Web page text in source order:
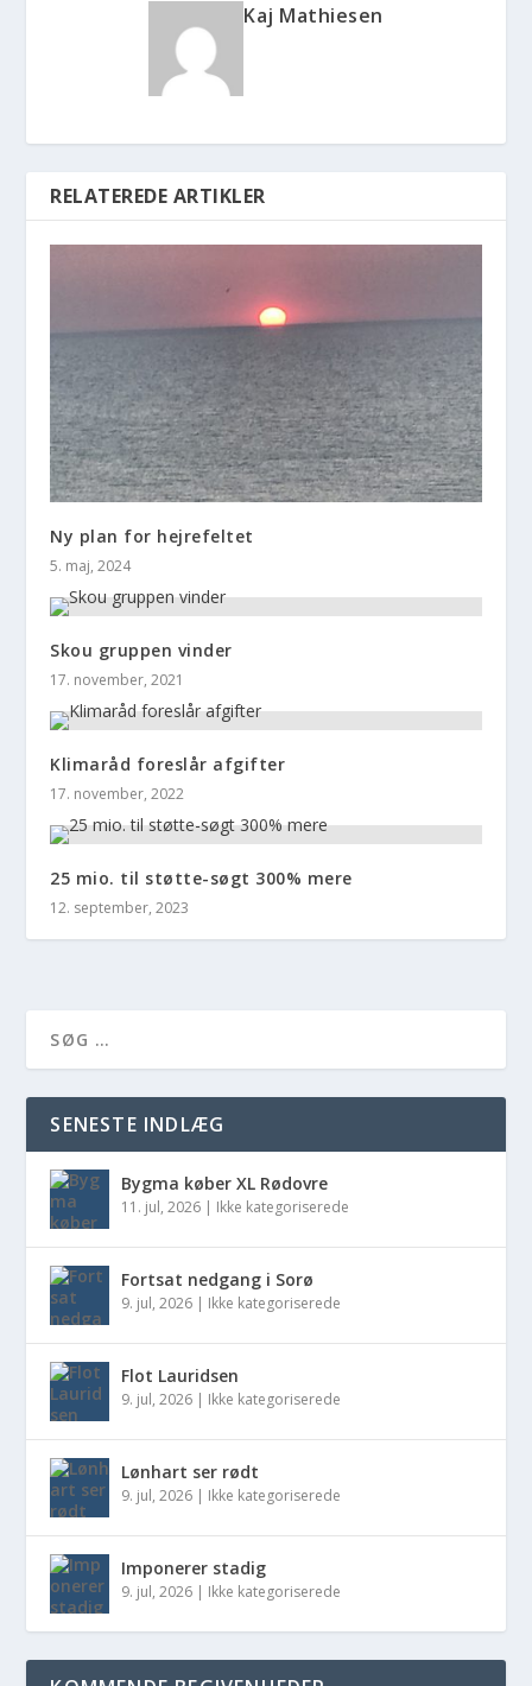
Kaj Mathiesen
RELATEREDE ARTIKLER
Ny plan for hejrefeltet
5. maj, 2024
Skou gruppen vinder
17. november, 2021
Klimaråd foreslår afgifter
17. november, 2022
25 mio. til støtte-søgt 300% mere
12. september, 2023
SENESTE INDLÆG
Bygma køber XL Rødovre
11. jul, 2026 | Ikke kategoriserede
Fortsat nedgang i Sorø
9. jul, 2026 | Ikke kategoriserede
Flot Lauridsen
9. jul, 2026 | Ikke kategoriserede
Lønhart ser rødt
9. jul, 2026 | Ikke kategoriserede
Imponerer stadig
9. jul, 2026 | Ikke kategoriserede